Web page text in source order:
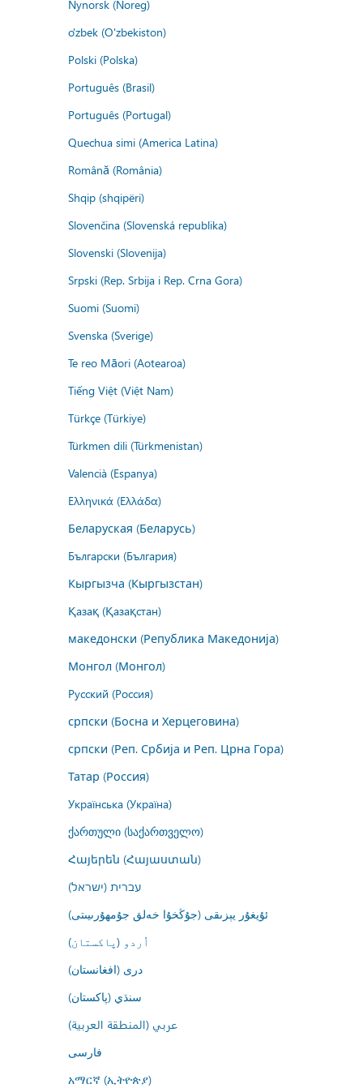
Nynorsk (Noreg)
o'zbek (O'zbekiston)
Polski (Polska)
Português (Brasil)
Português (Portugal)
Quechua simi (America Latina)
Română (România)
Shqip (shqipëri)
Slovenčina (Slovenská republika)
Slovenski (Slovenija)
Srpski (Rep. Srbija i Rep. Crna Gora)
Suomi (Suomi)
Svenska (Sverige)
Te reo Māori (Aotearoa)
Tiếng Việt (Việt Nam)
Türkçe (Türkiye)
Türkmen dili (Türkmenistan)
Valencià (Espanya)
Ελληνικά (Ελλάδα)
Беларуская (Беларусь)
Български (България)
Кыргызча (Кыргызстан)
Қазақ (Қазақстан)
македонски (Република Македонија)
Монгол (Монгол)
Русский (Россия)
српски (Босна и Херцеговина)
српски (Реп. Србија и Реп. Црна Гора)
Татар (Россия)
Українська (Україна)
ქართული (საქართველო)
Հայերեն (Հայաստան)
עברית (ישראל)
ئۇيغۇر يېزىقى (جۇڭخۇا خەلق جۇمھۇرىيىتى)
اُردو (پاکستان)
درى (افغانستان)
سنڌي (پاکستان)
عربي (المنطقة العربية)
فارسى
አማርኛ (ኢትዮጵያ)